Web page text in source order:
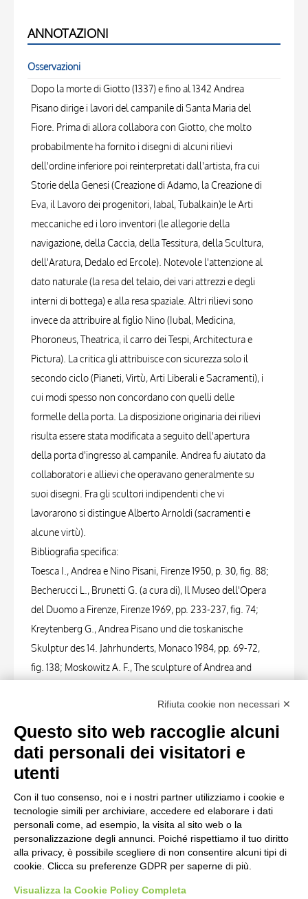
ANNOTAZIONI
Osservazioni
Dopo la morte di Giotto (1337) e fino al 1342 Andrea
Pisano dirige i lavori del campanile di Santa Maria del
Fiore. Prima di allora collabora con Giotto, che molto
probabilmente ha fornito i disegni di alcuni rilievi
dell'ordine inferiore poi reinterpretati dall'artista, fra cui
Storie della Genesi (Creazione di Adamo, la Creazione di
Eva, il Lavoro dei progenitori, Iabal, Tubalkain)e le Arti
meccaniche ed i loro inventori (le allegorie della
navigazione, della Caccia, della Tessitura, della Scultura,
dell'Aratura, Dedalo ed Ercole). Notevole l'attenzione al
dato naturale (la resa del telaio, dei vari attrezzi e degli
interni di bottega) e alla resa spaziale. Altri rilievi sono
invece da attribuire al figlio Nino (Iubal, Medicina,
Phoroneus, Theatrica, il carro dei Tespi, Architectura e
Pictura). La critica gli attribuisce con sicurezza solo il
secondo ciclo (Pianeti, Virtù, Arti Liberali e Sacramenti), i
cui modi spesso non concordano con quelli delle
formelle della porta. La disposizione originaria dei rilievi
risulta essere stata modificata a seguito dell'apertura
della porta d'ingresso al campanile. Andrea fu aiutato da
collaboratori e allievi che operavano generalmente su
suoi disegni. Fra gli scultori indipendenti che vi
lavorarono si distingue Alberto Arnoldi (sacramenti e
alcune virtù).
Bibliografia specifica:
Toesca I., Andrea e Nino Pisani, Firenze 1950, p. 30, fig. 88;
Becherucci L., Brunetti G. (a cura di), Il Museo dell'Opera
del Duomo a Firenze, Firenze 1969, pp. 233-237, fig. 74;
Kreytenberg G., Andrea Pisano und die toskanische
Skulptur des 14. Jahrhunderts, Monaco 1984, pp. 69-72,
fig. 138; Moskowitz A. F., The sculpture of Andrea and
Il Museo dell'Opera del Duomo a Firenze, Firenze 2000,
pp. 83-85.
FOTO RELATIVE
Scheda foto
Alinari, Fratelli , Firenze - Campanile della Cattedrale.
L'arte di Costruzione dei Carri. (Giotto e Andrea Pisano).
Rifiuta cookie non necessari ✕
Questo sito web raccoglie alcuni
dati personali dei visitatori e
utenti
Con il tuo consenso, noi e i nostri partner utilizziamo i cookie e
tecnologie simili per archiviare, accedere ed elaborare i dati
personali come, ad esempio, la visita al sito web o la
personalizzazione degli annunci. Poiché rispettiamo il tuo diritto
alla privacy, è possibile scegliere di non consentire alcuni tipi di
cookie. Clicca su preferenze GDPR per saperne di più.
Visualizza la Cookie Policy Completa